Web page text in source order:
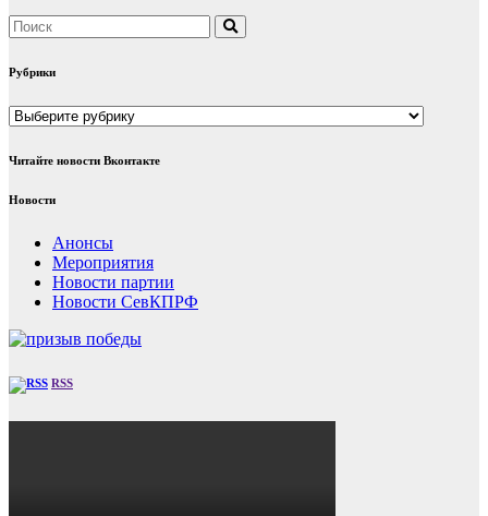
Рубрики
Рубрики
Читайте новости Вконтакте
Новости
Анонсы
Мероприятия
Новости партии
Новости СевКПРФ
RSS